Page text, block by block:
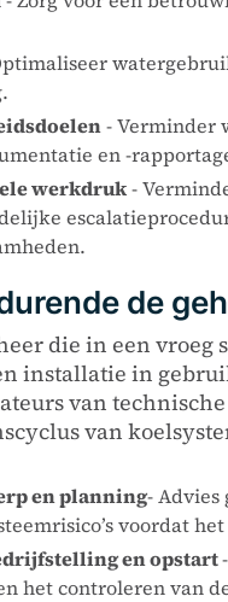
- Verminder
en -
werkdruk-
de
die in een
installatie in
van
van
en planning-
voordat
en opstart
het controleren van